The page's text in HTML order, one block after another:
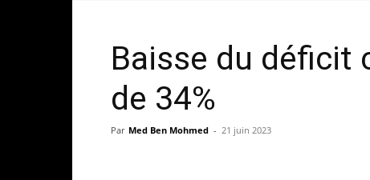
Baisse du déficit
de 34%
Par Med Ben Mohmed - 21 juin 2023